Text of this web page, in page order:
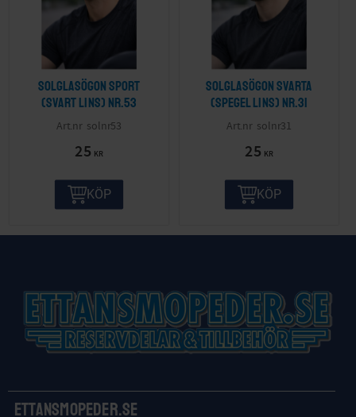
Solglasögon sport
(svart lins) nr.53
solnr53
25 KR
KÖP
Solglasögon svarta
(spegel lins) nr.31
solnr31
25 KR
KÖP
Ettansmopeder.se